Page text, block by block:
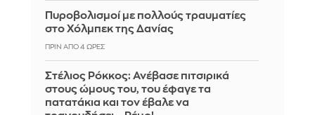
Πυροβολισμοί με πολλούς τραυματίες
στο Χόλμπεκ της Δανίας
ΠΡΙΝ ΑΠΌ 4 ΏΡΕΣ
Στέλιος Ρόκκος: Ανέβασε πιτσιρικά
στους ώμους του, του έφαγε τα
πατατάκια και τον έβαλε να